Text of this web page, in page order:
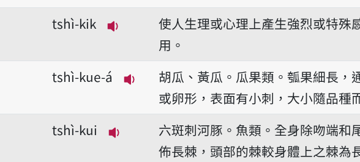
播放音讀tshì-giâ-giâ
tshì-kik
播放音讀tshì-kik
使人生理或心理上產生強烈或特殊
用。
tshì-kue-á
播放音讀tshì-kue-á
胡瓜、黃瓜。瓜果類。瓠果細長，
或卵形，表面有小刺，大小隨品種
tshì-kui
播放音讀tshì-kui
六斑刺河豚。魚類。全身除吻端和
佈長棘，頭部的棘較身體上之棘為